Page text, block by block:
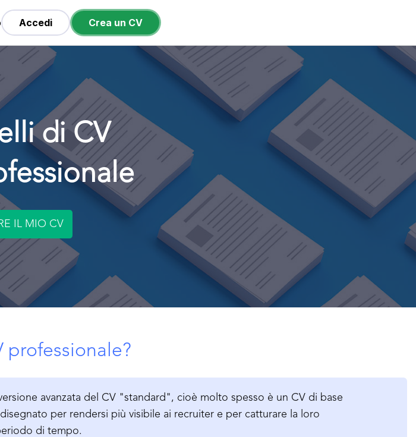
Accedi Crea un CV
di CV
IL MIO CV
professionale?
avanzata del CV "standard", cioè molto spesso è un CV di base
per rendersi più visibile ai recruiter e per catturare la loro
di tempo.